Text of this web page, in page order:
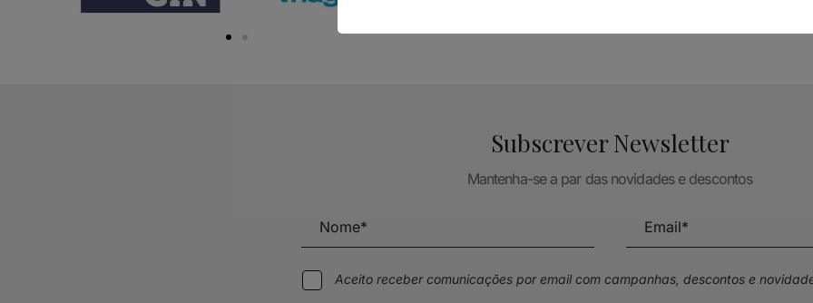
Subscrever Newsletter
Mantenha-se a par das novidades e descontos
Aceito receber comunicações por email com campanhas, descontos e